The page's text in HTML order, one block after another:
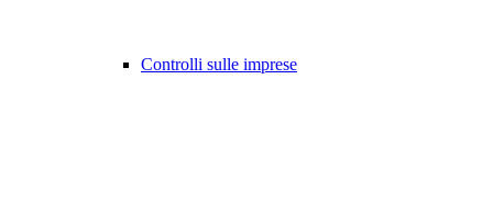
Controlli sulle imprese